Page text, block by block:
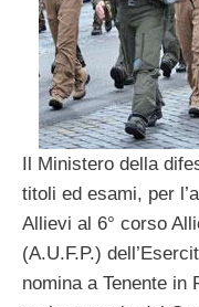
Il Ministero della
titoli ed esami, per
Allievi al 6° corso
(A.U.F.P.)
nomina a Tenente in